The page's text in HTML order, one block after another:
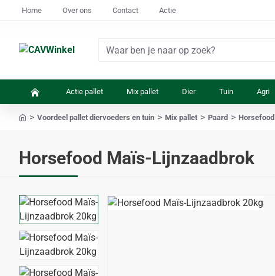
Home Over ons Contact Actie
Waar
Actie pallet Mix pallet Dier Tuin Agri
Horsefood Maïs-Lijnzaadbrok
Voordeel pallet diervoeders en tuin Mix pallet Paard